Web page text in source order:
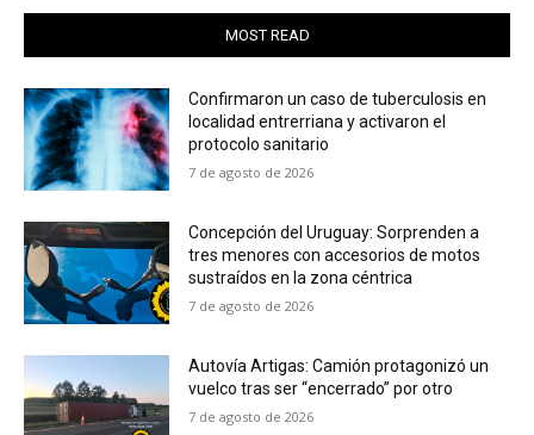
MOST READ
Confirmaron un caso de tuberculosis en
localidad entrerriana y activaron el
protocolo sanitario
7 de agosto de 2026
Concepción del Uruguay: Sorprenden a
tres menores con accesorios de motos
sustraídos en la zona céntrica
7 de agosto de 2026
Autovía Artigas: Camión protagonizó un
vuelco tras ser “encerrado” por otro
7 de agosto de 2026